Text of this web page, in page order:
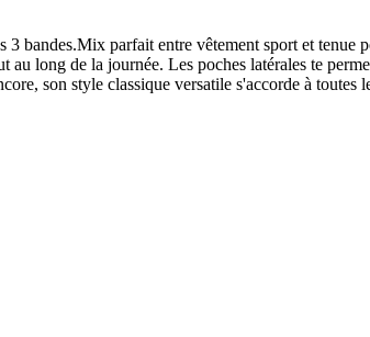
bandes.​Mix parfait entre vêtement sport et tenue
long de la journée. Les poches latérales te
son style classique versatile s'accorde à